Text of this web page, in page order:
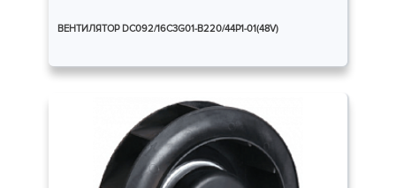
ВЕНТИЛЯТОР DC092/16C3G01-B220/44P1-01(48V)